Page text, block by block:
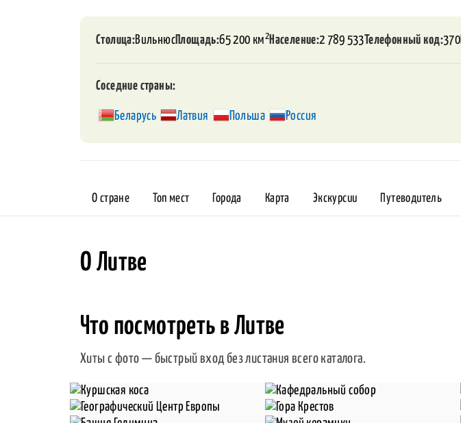
Столица ВильнюсПлощадь 65 200 км2Население 2 789 533Телефонный код 370
Соседние страны
Беларусь Латвия Польша Россия
О стране Топ мест Города Карта Экскурсии Путеводитель
О Литве
Что посмотреть в Литве
Хиты с фото — быстрый вход без листания всего каталога.